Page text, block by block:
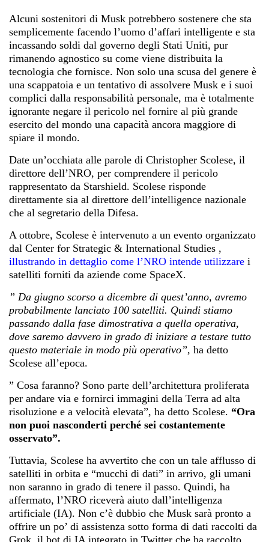
Alcuni sostenitori di Musk potrebbero sostenere che sta
semplicemente facendo l’uomo d’affari intelligente e sta
incassando soldi dal governo degli Stati Uniti, pur
rimanendo agnostico su come viene distribuita la
tecnologia che fornisce. Non solo una scusa del genere è
una scappatoia e un tentativo di assolvere Musk e i suoi
complici dalla responsabilità personale, ma è totalmente
ignorante negare il pericolo nel fornire al più grande
esercito del mondo una capacità ancora maggiore di
spiare il mondo.
Date un’occhiata alle parole di Christopher Scolese, il
direttore dell’NRO, per comprendere il pericolo
rappresentato da Starshield. Scolese risponde
direttamente sia al direttore dell’intelligence nazionale
che al segretario della Difesa.
A ottobre, Scolese è intervenuto a un evento organizzato
dal Center for Strategic & International Studies ,
illustrando in dettaglio come l’NRO intende utilizzare i
satelliti forniti da aziende come SpaceX.
” Da giugno scorso a dicembre di quest’anno, avremo
probabilmente lanciato 100 satelliti. Quindi stiamo
passando dalla fase dimostrativa a quella operativa,
dove saremo davvero in grado di iniziare a testare tutto
questo materiale in modo più operativo”, ha detto
Scolese all’epoca.
” Cosa faranno? Sono parte dell’architettura proliferata
per andare via e fornirci immagini della Terra ad alta
risoluzione e a velocità elevata”, ha detto Scolese. “Ora
non puoi nasconderti perché sei costantemente
osservato”.
Tuttavia, Scolese ha avvertito che con un tale afflusso di
satelliti in orbita e “mucchi di dati” in arrivo, gli umani
non saranno in grado di tenere il passo. Quindi, ha
affermato, l’NRO riceverà aiuto dall’intelligenza
artificiale (IA). Non c’è dubbio che Musk sarà pronto a
offrire un po’ di assistenza sotto forma di dati raccolti da